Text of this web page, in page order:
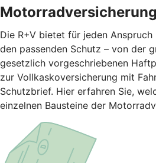
Motorradversicherung
Die R+V bietet für jeden Anspruch
den passenden Schutz – von der
gesetzlich vorgeschriebenen
zur Vollkaskoversicherung mit
Schutzbrief. Hier erfahren Sie,
einzelnen Bausteine der